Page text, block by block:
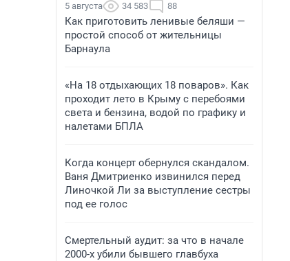
5 августа 34 583 88
Как приготовить ленивые беляши —
простой способ от жительницы
Барнаула
«На 18 отдыхающих 18 поваров». Как
проходит лето в Крыму с перебоями
света и бензина, водой по графику и
налетами БПЛА
Когда концерт обернулся скандалом.
Ваня Дмитриенко извинился перед
Линочкой Ли за выступление сестры
под ее голос
Смертельный аудит: за что в начале
2000-х убили бывшего главбуха